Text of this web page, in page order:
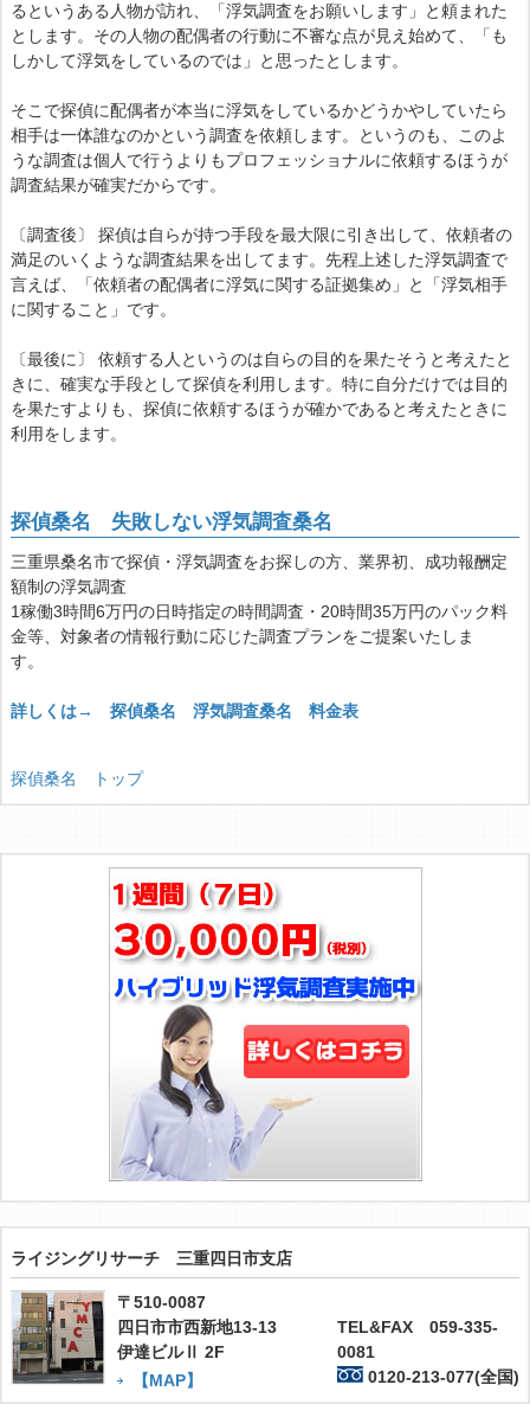
るというある人物が訪れ、「浮気調査をお願いします」と頼まれた
とします。その人物の配偶者の行動に不審な点が見え始めて、「も
しかして浮気をしているのでは」と思ったとします。
そこで探偵に配偶者が本当に浮気をしているかどうかやしていたら
相手は一体誰なのかという調査を依頼します。というのも、このよ
うな調査は個人で行うよりもプロフェッショナルに依頼するほうが
調査結果が確実だからです。
〔調査後〕 探偵は自らが持つ手段を最大限に引き出して、依頼者の
満足のいくような調査結果を出してます。先程上述した浮気調査で
言えば、「依頼者の配偶者に浮気に関する証拠集め」と「浮気相手
に関すること」です。
〔最後に〕 依頼する人というのは自らの目的を果たそうと考えたと
きに、確実な手段として探偵を利用します。特に自分だけでは目的
を果たすよりも、探偵に依頼するほうが確かであると考えたときに
利用をします。
探偵桑名 失敗しない浮気調査桑名
三重県桑名市で探偵・浮気調査をお探しの方、業界初、成功報酬定
額制の浮気調査
1稼働3時間6万円の日時指定の時間調査・20時間35万円のパック料
金等、対象者の情報行動に応じた調査プランをご提案いたしま
す。
詳しくは→ 探偵桑名 浮気調査桑名 料金表
探偵桑名 トップ
ライジングリサーチ 三重四日市支店
〒510-0087
四日市市西新地13-13
伊達ビルⅡ 2F
【MAP】
TEL&FAX 059-335-
0081
0120-213-077(全国)